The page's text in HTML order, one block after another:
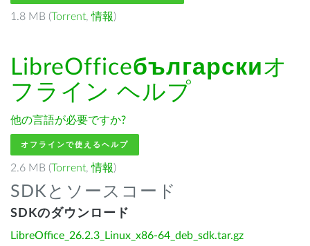
1.8 MB (Torrent,情報)
LibreOfficeбългарскиオ
フライン ヘルプ
他の言語が必要ですか?
オフラインで使えるヘルプ
2.6 MB (Torrent,情報)
SDKとソースコード
SDKのダウンロード
LibreOffice_26.2.3_Linux_x86-64_deb_sdk.tar.gz